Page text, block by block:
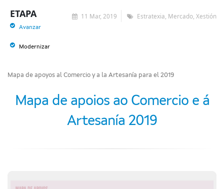
11 Mar, 2019 Estratexia, Mercado, Xestión
ETAPA
Avanzar
Modernizar
Mapa de apoyos al Comercio y a la Artesanía para el 2019
Mapa de apoios ao Comercio e á
Artesanía 2019